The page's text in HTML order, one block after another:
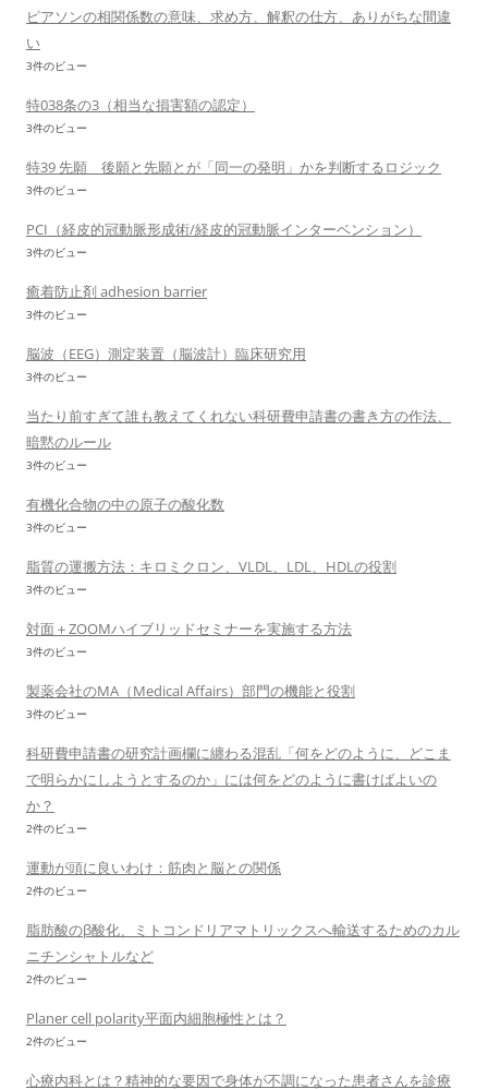
ピアソンの相関係数の意味、求め方、解釈の仕方、ありがちな間違
い
3件のビュー
特038条の3（相当な損害額の認定）
3件のビュー
特39 先願 後願と先願とが「同一の発明」かを判断するロジック
3件のビュー
PCI（経皮的冠動脈形成術/経皮的冠動脈インターベンション）
3件のビュー
癒着防止剤 adhesion barrier
3件のビュー
脳波（EEG）測定装置（脳波計）臨床研究用
3件のビュー
当たり前すぎて誰も教えてくれない科研費申請書の書き方の作法、
暗黙のルール
3件のビュー
有機化合物の中の原子の酸化数
3件のビュー
脂質の運搬方法：キロミクロン、VLDL、LDL、HDLの役割
3件のビュー
対面＋ZOOMハイブリッドセミナーを実施する方法
3件のビュー
製薬会社のMA（Medical Affairs）部門の機能と役割
3件のビュー
科研費申請書の研究計画欄に纏わる混乱「何をどのように、どこま
で明らかにしようとするのか」には何をどのように書けばよいの
か？
2件のビュー
運動が頭に良いわけ：筋肉と脳との関係
2件のビュー
脂肪酸のβ酸化、ミトコンドリアマトリックスへ輸送するためのカル
ニチンシャトルなど
2件のビュー
Planer cell polarity平面内細胞極性とは？
2件のビュー
心療内科とは？精神的な要因で身体が不調になった患者さんを診療